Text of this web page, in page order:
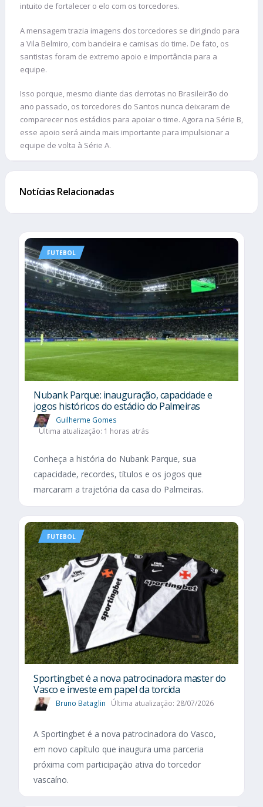
intuito de fortalecer o elo com os torcedores.
A mensagem trazia imagens dos torcedores se dirigindo para
a Vila Belmiro, com bandeira e camisas do time. De fato, os
santistas foram de extremo apoio e importância para a
equipe.
Isso porque, mesmo diante das derrotas no Brasileirão do
ano passado, os torcedores do Santos nunca deixaram de
comparecer nos estádios para apoiar o time. Agora na Série B,
esse apoio será ainda mais importante para impulsionar a
equipe de volta à Série A.
Notícias Relacionadas
FUTEBOL
Nubank Parque: inauguração, capacidade e
jogos históricos do estádio do Palmeiras
Guilherme Gomes
Última atualização: 1 horas atrás
Conheça a história do Nubank Parque, sua
capacidade, recordes, títulos e os jogos que
marcaram a trajetória da casa do Palmeiras.
FUTEBOL
Sportingbet é a nova patrocinadora master do
Vasco e investe em papel da torcida
Bruno Bataglin Última atualização: 28/07/2026
A Sportingbet é a nova patrocinadora do Vasco,
em novo capítulo que inaugura uma parceria
próxima com participação ativa do torcedor
vascaíno.